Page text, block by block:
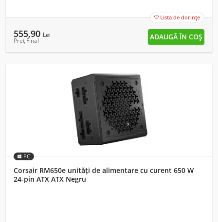
 Lista de dorințe
555,90 Lei
Preț Final
PC
Corsair RM650e unități de alimentare cu curent 650 W
24-pin ATX ATX Negru